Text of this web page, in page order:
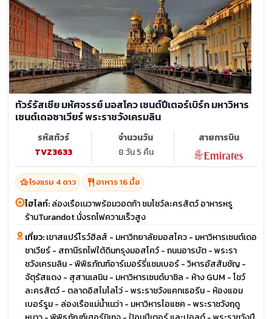
ทัวร์รัสเซีย มหัศจรรย์ มอสโคว เซนต์ปีเตอร์เบิร์ก มหาวิหาร
เซนต์เดอซาเวียร์ พระราชวังเครมลิน
รหัสทัวร์
TVZ3633
จำนวนวัน
8 วัน 5 คืน
สายการบิน
hotel_classโรงแรม 4 ดาว restaurant อาหาร 16 มื้อ
ไฮไลท์:ล่องเรือเนวาพร้อมวอดก้า ชมโชว์ละครสัตว์ อาหารหรู
ร้านTurandot นั่งรถไฟความเร็วสูง
เที่ยว:เขาสแปร์โรว์ฮิลส์ - มหาวิทยาลัยมอสโคว - มหาวิหารเซนต์เดอ
ซาเวียร์ - สถานีรถไฟใต้ดินกรุงมอสโคว์ - ถนนอารบัต - พระรา
ชวังเครมลิน - พิพิธภัณฑ์อาร์เมอร์รี่แชมเบอร์ - วิหารอัสสัมชัญ -
จัตุรัสแดง - สุสานเลนิน - มหาวิหารเซนต์บาซิล - ห้าง GUM - โชว์
ละครสัตว์ - ตลาดอิสไมโลโว่ - พระราชวังแคทเธอรีน - ห้องแอม
เบอร์รูม - ล่องเรือแม่น้ำเนว่า - มหาวิหารไอแซค - พระราชวังฤดู